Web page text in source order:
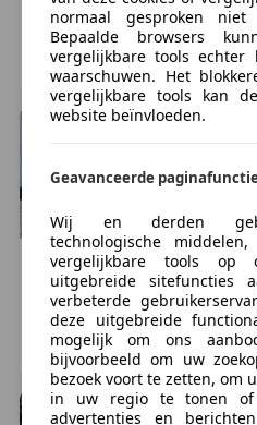
€ 1.895
118.782 km, 09/2003
OSS, NL
RenaultLaguna
€ 695
196.214 km, 07/2005
ASPEREN, NL
normaal gesproken niet
Bepaalde browsers
vergelijkbare tools
waarschuwen. Het
vergelijkbare tools kan
website beïnvloeden.
Geavanceerde
Wij en derden
technologische
vergelijkbare tools op
uitgebreide
verbeterde
deze uitgebreide
mogelijk om ons
bijvoorbeeld om uw
bezoek voort te zetten, om
in uw regio te tonen of
advertenties en